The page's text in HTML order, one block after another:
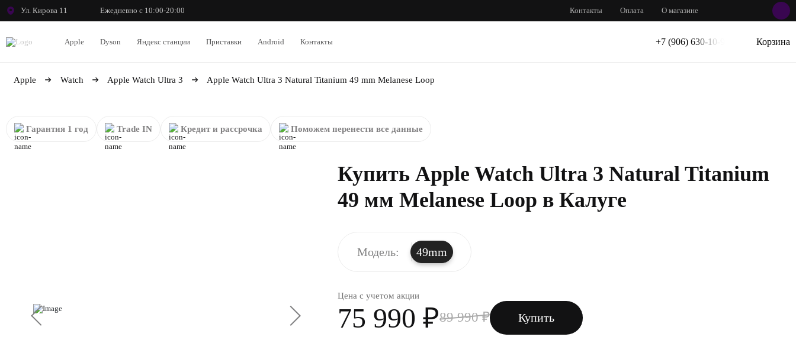
Ул. Кирова 11 Ежедневно с 10:00-20:00 Контакты Оплата О магазине
Apple Dyson Яндекс станции Приставки Android Контакты +7 (906) 630-10-91 Корзина
Apple Watch Apple Watch Ultra 3 Apple Watch Ultra 3 Natural Titanium 49 mm Melanese Loop
Гарантия 1 год Trade IN Кредит и рассрочка Поможем перенести все данные
Купить Apple Watch Ultra 3 Natural Titanium
49 мм Melanese Loop в Калуге
Модель: 49mm
Цена с учетом акции
75 990 ₽89 990 ₽ Купить